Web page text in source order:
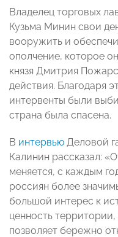
Владелец торговых
Кузьма Минин свои
вооружить и
ополчение, которое
князя Дмитрия
действия. Благодаря
интервенты были
страна была спасена.
В интервью Деловой
Калинин рассказал:
меняется, с каждым
россиян более
большой интерес к
ценность
позволяет бережно